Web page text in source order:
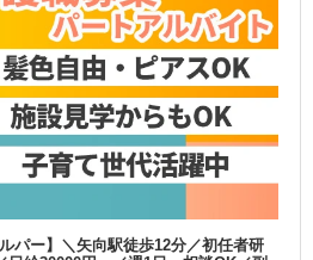
パー】＼矢向駅徒歩12分／初任者研